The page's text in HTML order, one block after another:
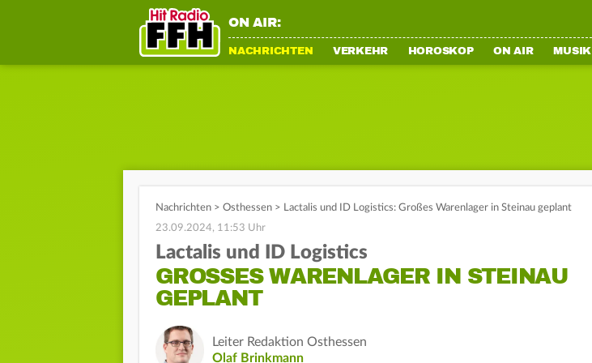
ON AIR:
NACHRICHTEN VERKEHR HOROSKOP ON AIR MUSIK
Nachrichten > Osthessen > Lactalis und ID Logistics: Großes Warenlager in Steinau geplant
23.09.2024, 11:53 Uhr
Lactalis und ID Logistics
GROSSES WARENLAGER IN STEINAU G
EPLANT
Leiter Redaktion Osthessen
Olaf Brinkmann